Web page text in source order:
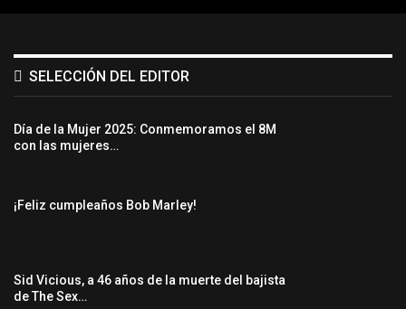
SELECCIÓN DEL EDITOR
Día de la Mujer 2025: Conmemoramos el 8M
con las mujeres…
¡Feliz cumpleaños Bob Marley!
Sid Vicious, a 46 años de la muerte del bajista
de The Sex…